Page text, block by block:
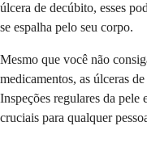
úlcera de decúbito, esses
se espalha pelo seu corpo.
Mesmo que você não
medicamentos, as úlceras
Inspeções regulares da pele
cruciais para qualquer